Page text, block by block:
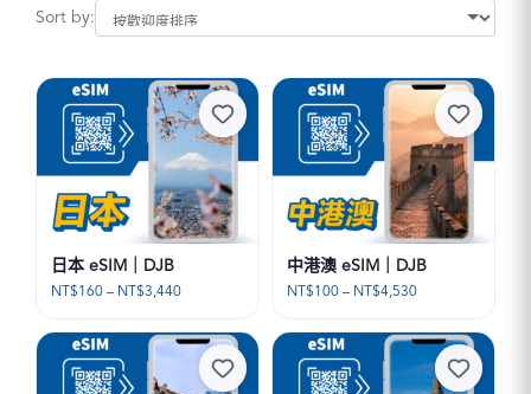
總量3GB量到斷網
總量30GB量到斷網 美加卡
美加墨 艾美利卡
薩瓦滴卡 越南PLUS
越南卡(原生資源CP值最高) 遊日卡
韓國通 韓流卡
韓流原生 韓遊卡
馬來西亞
Sort by:
日本 eSIM｜DJB
NT$160 – NT$3,440價
範
圍：
NT$160
中港澳 eSIM｜DJB
NT$100 – NT$4,530價
範
圍：
NT$100